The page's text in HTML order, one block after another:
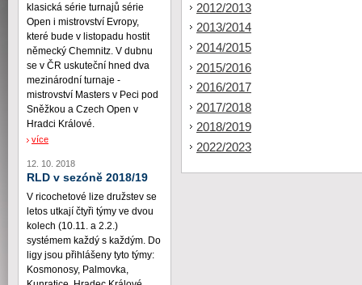
2012/2013
2013/2014
2014/2015
2015/2016
2016/2017
2017/2018
2018/2019
2022/2023
klasická série turnajů série
Open i mistrovství Evropy,
které bude v listopadu hostit
německý Chemnitz. V dubnu
se v ČR uskuteční hned dva
mezinárodní turnaje -
mistrovství Masters v Peci pod
Sněžkou a Czech Open v
Hradci Králové.
více
12. 10. 2018
RLD v sezóně 2018/19
V ricochetové lize družstev se
letos utkají čtyři týmy ve dvou
kolech (10.11. a 2.2.)
systémem každý s každým. Do
ligy jsou přihlášeny tyto týmy:
Kosmonosy, Palmovka,